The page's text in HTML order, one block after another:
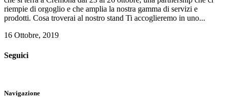
riempie di orgoglio e che amplia la nostra gamma di servizi e
prodotti. Cosa troverai al nostro stand Ti accoglieremo in uno...
16 Ottobre, 2019
Seguici
Navigazione